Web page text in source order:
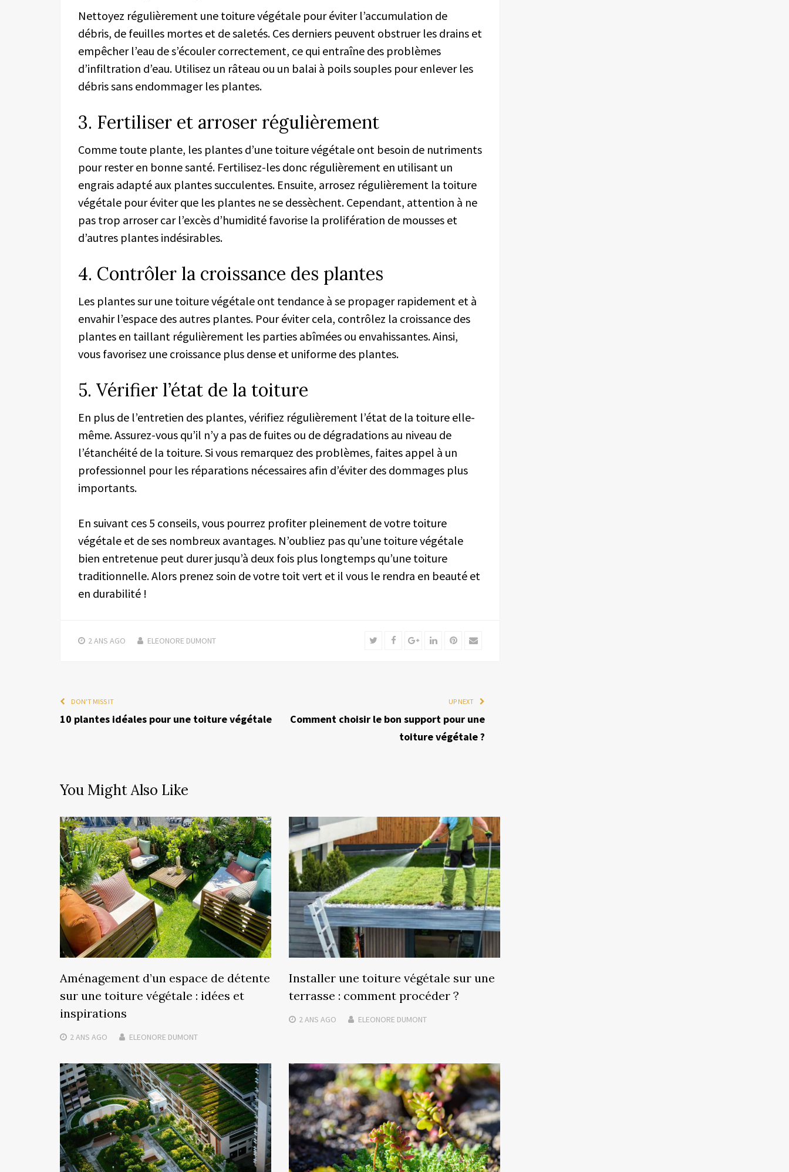
Nettoyez régulièrement une toiture végétale pour éviter l’accumulation de
débris, de feuilles mortes et de saletés. Ces derniers peuvent obstruer les drains et
empêcher l’eau de s’écouler correctement, ce qui entraîne des problèmes
d’infiltration d’eau. Utilisez un râteau ou un balai à poils souples pour enlever les
débris sans endommager les plantes.
3. Fertiliser et arroser régulièrement
Comme toute plante, les plantes d’une toiture végétale ont besoin de nutriments
pour rester en bonne santé. Fertilisez-les donc régulièrement en utilisant un
engrais adapté aux plantes succulentes. Ensuite, arrosez régulièrement la toiture
végétale pour éviter que les plantes ne se dessèchent. Cependant, attention à ne
pas trop arroser car l’excès d’humidité favorise la prolifération de mousses et
d’autres plantes indésirables.
4. Contrôler la croissance des plantes
Les plantes sur une toiture végétale ont tendance à se propager rapidement et à
envahir l’espace des autres plantes. Pour éviter cela, contrôlez la croissance des
plantes en taillant régulièrement les parties abîmées ou envahissantes. Ainsi,
vous favorisez une croissance plus dense et uniforme des plantes.
5. Vérifier l’état de la toiture
En plus de l’entretien des plantes, vérifiez régulièrement l’état de la toiture elle-
même. Assurez-vous qu’il n’y a pas de fuites ou de dégradations au niveau de
l’étanchéité de la toiture. Si vous remarquez des problèmes, faites appel à un
professionnel pour les réparations nécessaires afin d’éviter des dommages plus
importants.
En suivant ces 5 conseils, vous pourrez profiter pleinement de votre toiture
végétale et de ses nombreux avantages. N’oubliez pas qu’une toiture végétale
bien entretenue peut durer jusqu’à deux fois plus longtemps qu’une toiture
traditionnelle. Alors prenez soin de votre toit vert et il vous le rendra en beauté et
en durabilité !
2 ANS AGO ELEONORE DUMONT TwitterFacebookGoogle+LinkedInPinterest
Email
DON'T MISS IT
10 plantes idéales pour une toiture végétale
UP NEXT
Comment choisir le bon support pour une
toiture végétale ?
You Might Also Like
Aménagement d’un espace de détente
sur une toiture végétale : idées et
inspirations
2 ANS AGO ELEONORE DUMONT
Installer une toiture végétale sur une
terrasse : comment procéder ?
2 ANS AGO ELEONORE DUMONT